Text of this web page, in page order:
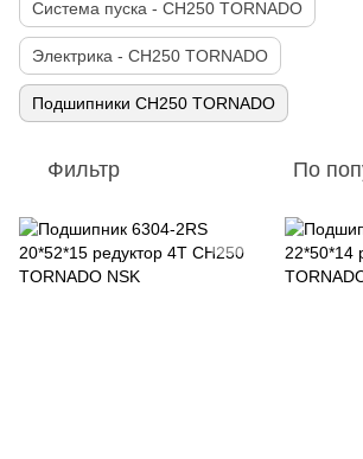
Система пуска - CH250 TORNADO
Электрика - CH250 TORNADO
Подшипники CH250 TORNADO
Фильтр По